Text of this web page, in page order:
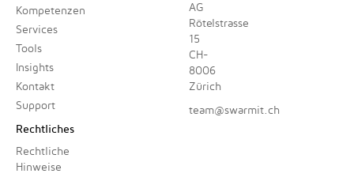
Kompetenzen
Services
Tools
Insights
Kontakt
Support
AG
Rötelstrasse
15
CH-
8006
Zürich
team@swarmit.ch
Rechtliches
Rechtliche
Hinweise